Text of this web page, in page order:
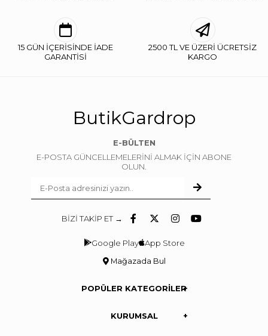
15 GÜN İÇERİSİNDE İADE
GARANTİSİ
2500 TL VE ÜZERİ ÜCRETSİZ
KARGO
ButikGardrop
E-BÜLTEN
E-POSTA GÜNCELLEMELERİNİ ALMAK İÇİN ABONE
OLUN.
BİZİ TAKİP ET →
Google Play App Store
Mağazada Bul
POPÜLER KATEGORİLER
KURUMSAL